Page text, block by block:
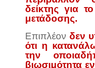
δείκτης για
μετάδοσης.
Επιπλέον δεν
ότι η
την
βιωσιμότητα